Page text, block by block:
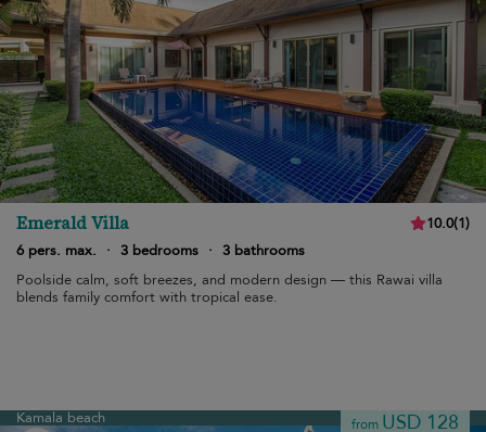
Emerald Villa 10.0(1)
6 pers. max.
· 3 bedrooms · 3 bathrooms
Poolside calm, soft breezes, and modern design — this Rawai villa
blends family comfort with tropical ease.
Kamala beach from USD 128